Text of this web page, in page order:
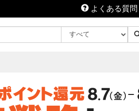
よくある質問